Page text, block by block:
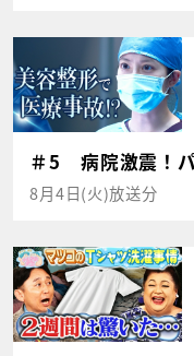
＃5 病院激震！
8月4日(火)放送分